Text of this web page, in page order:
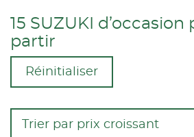
15 SUZUKI d’occasion
partir
Réinitialiser
Trier par prix croissant